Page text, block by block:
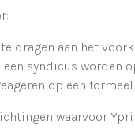
dragen aan het
syndicus worden
op een
waarvoor